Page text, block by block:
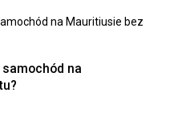
na